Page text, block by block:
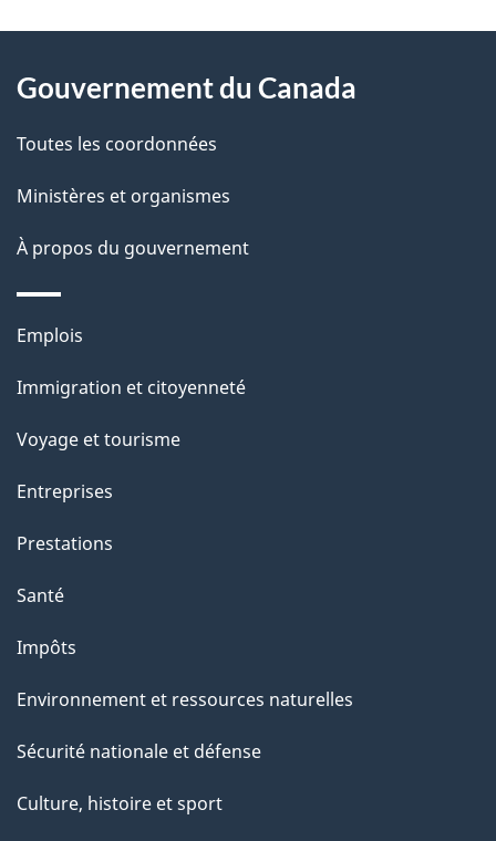
l
s
l
a
p
a
g
e
o
t
e
r
é
t
r
a
c
i
o
s
u
c
e
t
e
propos
de
ce
site
Gouvernement du Canada
Toutes les coordonnées
Ministères et organismes
À propos du gouvernement
Thèmes
sujets
Emplois
Immigration et citoyenneté
Voyage et tourisme
Entreprises
Prestations
Santé
Impôts
Environnement et ressources naturelles
Sécurité nationale et défense
Culture, histoire et sport